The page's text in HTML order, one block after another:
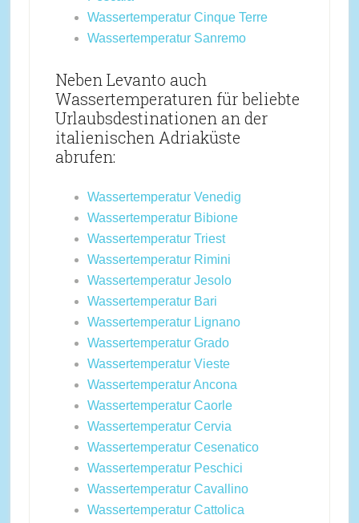
Wassertemperatur Cinque Terre
Wassertemperatur Sanremo
Neben Levanto auch
Wassertemperaturen für beliebte
Urlaubsdestinationen an der
italienischen Adriaküste
abrufen:
Wassertemperatur Venedig
Wassertemperatur Bibione
Wassertemperatur Triest
Wassertemperatur Rimini
Wassertemperatur Jesolo
Wassertemperatur Bari
Wassertemperatur Lignano
Wassertemperatur Grado
Wassertemperatur Vieste
Wassertemperatur Ancona
Wassertemperatur Caorle
Wassertemperatur Cervia
Wassertemperatur Cesenatico
Wassertemperatur Peschici
Wassertemperatur Cavallino
Wassertemperatur Cattolica